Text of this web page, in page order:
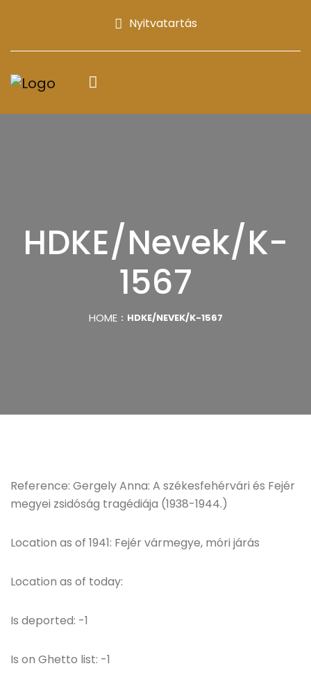
Nyitvatartás
HDKE/Nevek/K-
1567
HOME HDKE/NEVEK/K-1567
Reference: Gergely Anna: A székesfehérvári és Fejér
megyei zsidóság tragédiája (1938-1944.)
Location as of 1941: Fejér vármegye, móri járás
Location as of today:
Is deported: -1
Is on Ghetto list: -1